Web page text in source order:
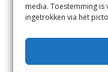
media. Toestemming
ingetrokken via het